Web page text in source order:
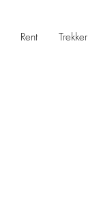
Rent Trekker